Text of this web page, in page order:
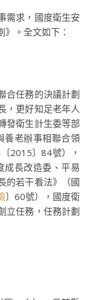
求，國度衛生安
。全文如下：
任務的決議計劃
，更好知足老年人
發衛生計生委等部
養老辦事相聯合領
〔2015〕84號），
成長改造委、平易
的若干看法》（國
〕60號），國度衛
立任務，任務計劃